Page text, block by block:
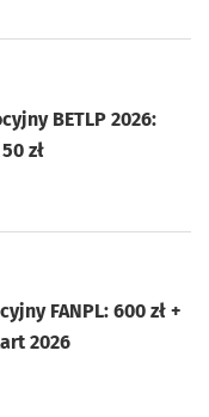
BETLP 2026:
zł
FANPL: 600 zł +
2026